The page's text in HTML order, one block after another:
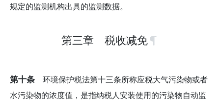
规定的监测机构出具的监测数据。
第三章 税收减免
第十条 环境保护税法第十三条所称应税大气污染物或者
水污染物的浓度值，是指纳税人安装使用的污染物自动监